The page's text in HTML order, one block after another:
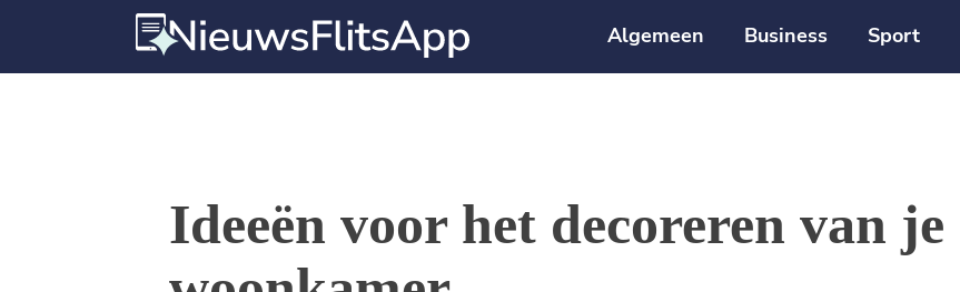
Algemeen Business Sport
Ideeën voor het decoreren van je